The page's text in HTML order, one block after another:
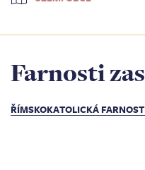
Farnosti
ŘÍMSKOKATOLICKÁ